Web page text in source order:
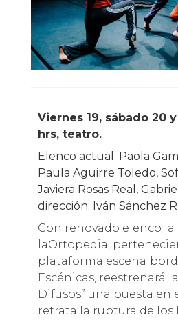
Viernes 19, sábado 20 y domingo 21, 20
hrs, teatro.
Elenco actual: Paola
Paula Aguirre Toledo,
Javiera Rosas Real,
dirección: Iván Sánchez
Con renovado elenco
laOrtopedia,
plataforma
Escénicas, reestrenará
Difusos” una puesta en
retrata la ruptura de